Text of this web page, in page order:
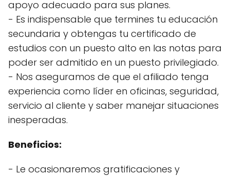
apoyo adecuado para sus planes.
- Es indispensable que termines tu educación
secundaria y obtengas tu certificado de
estudios con un puesto alto en las notas para
poder ser admitido en un puesto privilegiado.
- Nos aseguramos de que el afiliado tenga
experiencia como líder en oficinas, seguridad,
servicio al cliente y saber manejar situaciones
inesperadas.
Beneficios:
- Le ocasionaremos gratificaciones y